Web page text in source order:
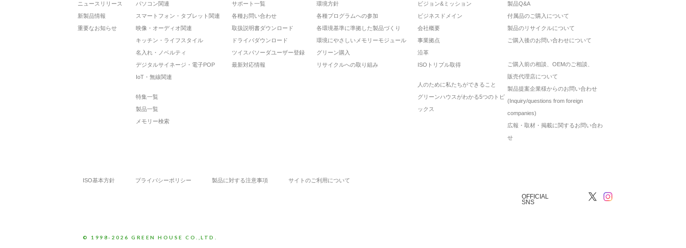
ニュースリリース
新製品情報
重要なお知らせ
パソコン関連
スマートフォン・タブレット関連
映像・オーディオ関連
キッチン・ライフスタイル
名入れ・ノベルティ
デジタルサイネージ・電子POP
IoT・無線関連
特集一覧
製品一覧
メモリー検索
サポート一覧
各種お問い合わせ
取扱説明書ダウンロード
ドライバダウンロード
ツイスパソーダユーザー登録
最新対応情報
環境方針
各種プログラムへの参加
各環境基準に準拠した製品づくり
環境にやさしいメモリーモジュール
グリーン購入
リサイクルへの取り組み
ビジョン&ミッション
ビジネスドメイン
会社概要
事業拠点
沿革
ISOトリプル取得
人のために私たちができること
グリーンハウスがわかる5つのトピ
ックス
製品Q&A
付属品のご購入について
製品のリサイクルについて
ご購入後のお問い合わせについて
ご購入前の相談、OEMのご相談、
販売代理店について
製品提案企業様からのお問い合わせ
(Inquiry/questions from foreign
companies)
広報・取材・掲載に関するお問い合わ
せ
ISO基本方針 プライバシーポリシー 製品に対する注意事項 サイトのご利用について
OFFICIAL
SNS
© 1998-2026 GREEN HOUSE CO.,LTD.